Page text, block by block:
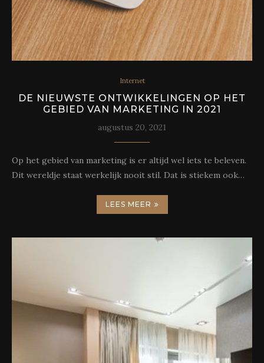
Internet
DE NIEUWSTE ONTWIKKELINGEN OP HET
GEBIED VAN MARKETING IN 2021
augustus 20, 2021
Op het gebied van marketing is er altijd wel iets te beleven.
Dit wereldje staat werkelijk nooit stil. Dat is stiekem ook…
LEES MEER